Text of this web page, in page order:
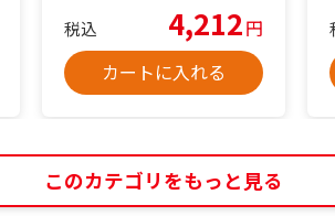
税込 4,212円
カートに入れる
このカテゴリをもっと見る